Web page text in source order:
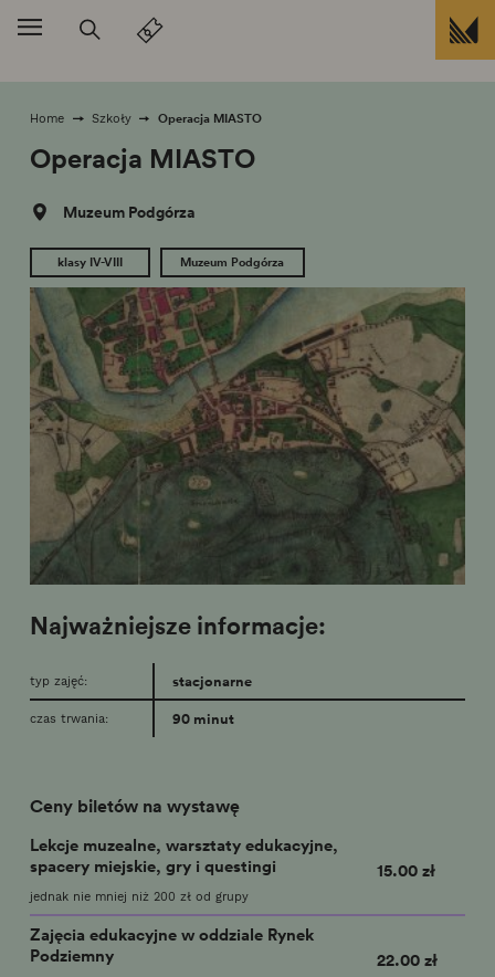
Przejdź do treści
Home Szkoły Operacja MIASTO
Operacja MIASTO
Muzeum Podgórza
klasy IV-VIII Muzeum Podgórza
Najważniejsze informacje:
typ zajęć: stacjonarne
czas trwania: 90 minut
Ceny biletów na wystawę
Lekcje muzealne, warsztaty edukacyjne,
spacery miejskie, gry i questingi
jednak nie mniej niż 200 zł od grupy
15.00 zł
Zajęcia edukacyjne w oddziale Rynek
Podziemny
22.00 zł